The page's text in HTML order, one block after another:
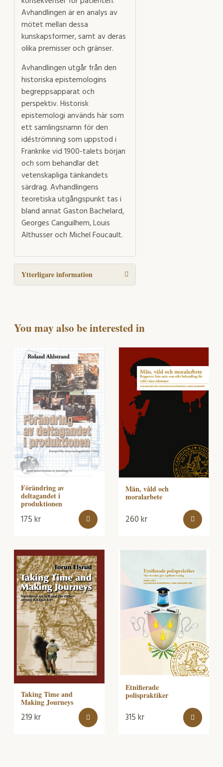
Avhandlingen är en analys av
mötet mellan dessa
kunskapsformer, samt av deras
olika premisser och gränser.
Avhandlingen utgår från den
historiska epistemologins
begreppsapparat och
perspektiv. Historisk
epistemologi används här som
ett samlingsnamn för den
idéströmning som uppstod i
Frankrike vid 1900-talets början
och som behandlar det
vetenskapliga tänkandets
särdrag. Avhandlingens
teoretiska utgångspunkt tas i
bland annat Gaston Bachelard,
Georges Canguilhem, Louis
Althusser och Michel Foucault.
Ytterligare information
You may also be interested in
Förändring av
deltagandet i
produktionen
175kr
Män, våld och
moralarbete
260kr
Taking Time and
Making Journeys
219kr
Etnifierade
polispraktiker
315kr